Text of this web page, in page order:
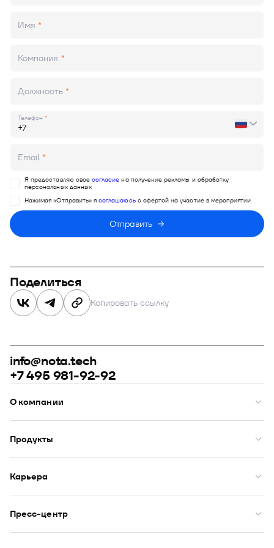
Имя
Компания
Должность
Телефон
Email
Я предоставляю свое согласие на получение рекламы и обработку
персональных данных
Нажимая «Отправить» ясоглашаюсьс офертой на участие в мероприятии
Отправить
Поделиться
Копировать ссылку
info@nota.tech
+7 495 981-92-92
О компании
О нас
Премии
Рейтинги
Кейсы
Закупки
ИТ-аккредитация
Продукты
Модус
Купол
Сфера
Визор
Юнион
Оазис
Карьера
Вакансии
Бенефиты
Начало карьеры
Пресс-центр
Новости